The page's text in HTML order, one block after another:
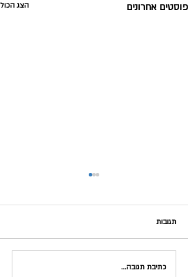
פוסטים אחרונים הצג הכול
תאונה בזמן עבודה מהבית –
תגובות
כתיבת תגובה...